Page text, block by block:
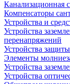
Канализационная
Компенсаторы
Устройства и
Устройства
перенапряжений
Устройства
Элементы
Устройства
Устройства